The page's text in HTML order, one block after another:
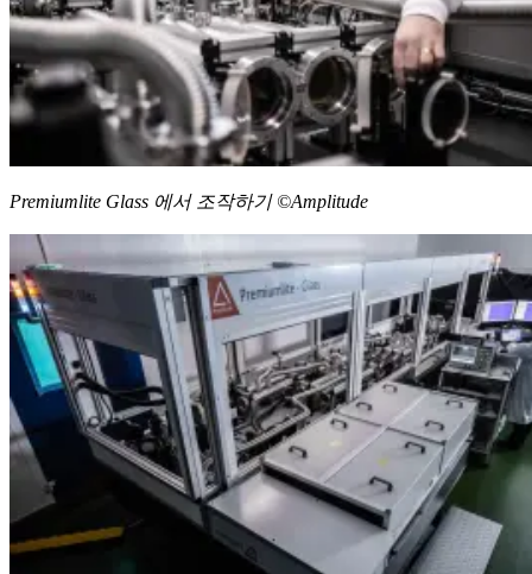
Premiumlite Glass 에서 조작하기 ©Amplitude